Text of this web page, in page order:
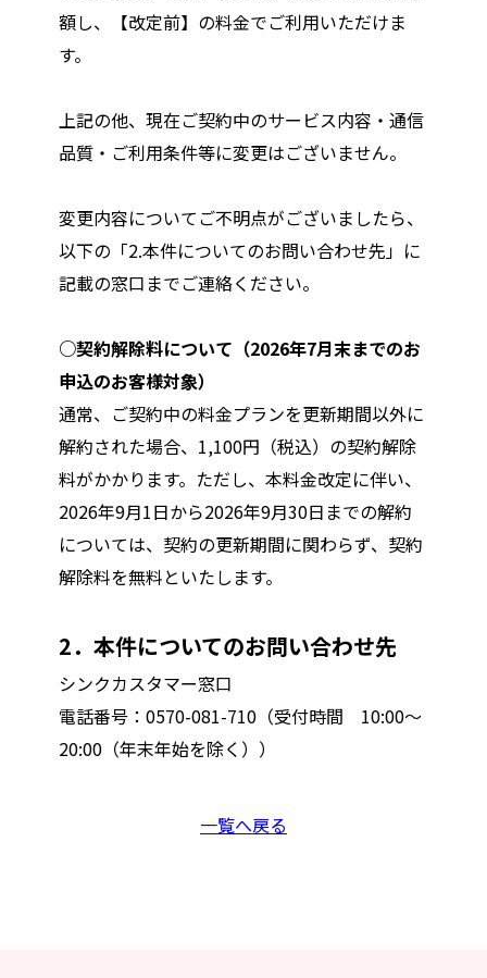
額し、【改定前】の料金でご利用いただけま
す。
上記の他、現在ご契約中のサービス内容・通信
品質・ご利用条件等に変更はございません。
変更内容についてご不明点がございましたら、
以下の「2.本件についてのお問い合わせ先」に
記載の窓口までご連絡ください。
○契約解除料について（2026年7月末までのお
申込のお客様対象）
通常、ご契約中の料金プランを更新期間以外に
解約された場合、1,100円（税込）の契約解除
料がかかります。ただし、本料金改定に伴い、
2026年9月1日から2026年9月30日までの解約
については、契約の更新期間に関わらず、契約
解除料を無料といたします。
2．本件についてのお問い合わせ先
シンクカスタマー窓口
電話番号：0570-081-710（受付時間 10:00〜
20:00（年末年始を除く））
一覧へ戻る